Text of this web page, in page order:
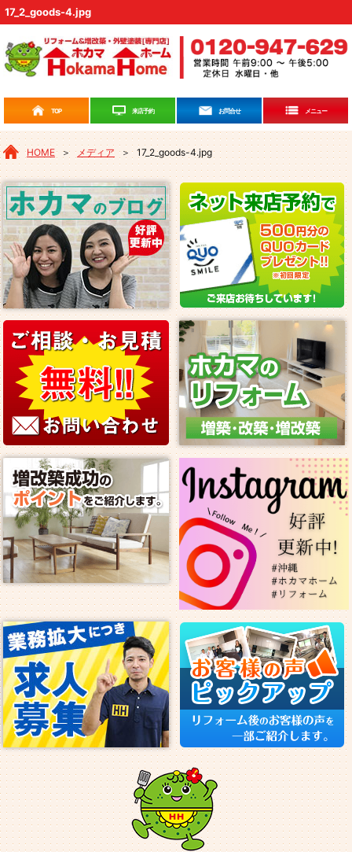
17_2_goods-4.jpg
TOP 来店予約 お問合せ メニュー
HOME ＞ メディア ＞ 17_2_goods-4.jpg